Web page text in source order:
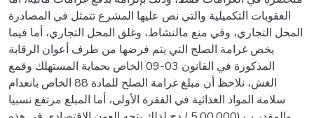
العقوبات التكميلية والتي نص عليها المشرع تتمثل في المصادرة
المحل التجاري، وفي منع مالنشاط، وغلق المحل التجاري، أما فيما
يخص غرامة الصلح التي يتم فرضها من طرف أعوان الرقابة
المذكورة في القانون 03-09 الخاص بحماية المستهلك وقمع
الغش، نلاحظ أن مبلغ غرامة الصلح للمادة 88 الخاص بانعدام
سلامة المواد الغذائية في الفقرة الأولى، أما المبلغ مرتفع نسبيا